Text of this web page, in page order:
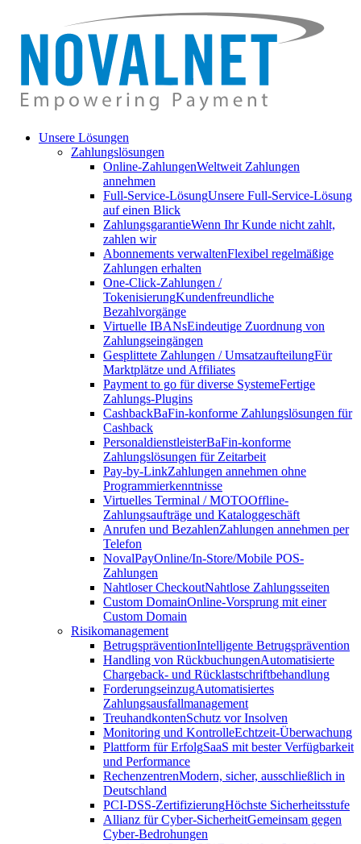
Unsere Lösungen
Zahlungslösungen
Online-ZahlungenWeltweit Zahlungen
annehmen
Full-Service-LösungUnsere Full-Service-Lösung
auf einen Blick
ZahlungsgarantieWenn Ihr Kunde nicht zahlt,
zahlen wir
Abonnements verwaltenFlexibel regelmäßige
Zahlungen erhalten
One-Click-Zahlungen /
TokenisierungKundenfreundliche
Bezahlvorgänge
Virtuelle IBANsEindeutige Zuordnung von
Zahlungseingängen
Gesplittete Zahlungen / UmsatzaufteilungFür
Marktplätze und Affiliates
Payment to go für diverse SystemeFertige
Zahlungs-Plugins
CashbackBaFin-konforme Zahlungslösungen für
Cashback
PersonaldienstleisterBaFin-konforme
Zahlungslösungen für Zeitarbeit
Pay-by-LinkZahlungen annehmen ohne
Programmierkenntnisse
Virtuelles Terminal / MOTOOffline-
Zahlungsaufträge und Kataloggeschäft
Anrufen und BezahlenZahlungen annehmen per
Telefon
NovalPayOnline/In-Store/Mobile POS-
Zahlungen
Nahtloser CheckoutNahtlose Zahlungsseiten
Custom DomainOnline-Vorsprung mit einer
Custom Domain
Risikomanagement
BetrugspräventionIntelligente Betrugsprävention
Handling von RückbuchungenAutomatisierte
Chargeback- und Rücklastschriftbehandlung
ForderungseinzugAutomatisiertes
Zahlungsausfallmanagement
TreuhandkontenSchutz vor Insolven
Monitoring und KontrolleEchtzeit-Überwachung
Plattform für ErfolgSaaS mit bester Verfügbarkeit
und Performance
RechenzentrenModern, sicher, ausschließlich in
Deutschland
PCI-DSS-ZertifizierungHöchste Sicherheitsstufe
Allianz für Cyber-SicherheitGemeinsam gegen
Cyber-Bedrohungen